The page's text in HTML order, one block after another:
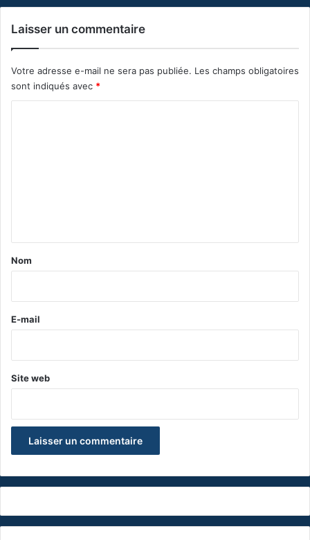
Laisser un commentaire
Votre adresse e-mail ne sera pas publiée. Les champs obligatoires
sont indiqués avec *
a
e
Nom
E-mail
Site web